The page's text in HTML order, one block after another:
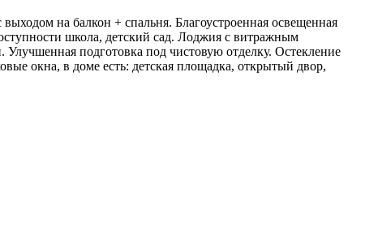
на балкон + спальня. Благоустроенная освещенная
школа, детский сад. Лоджия с витражным
Улучшенная подготовка под чистовую отделку. Остекление
окна, в доме есть: детская площадка, открытый двор,